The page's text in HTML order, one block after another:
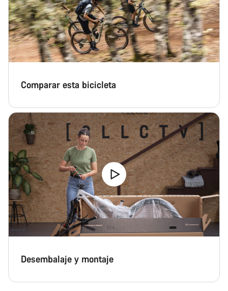
Comparar esta bicicleta
Desembalaje y montaje